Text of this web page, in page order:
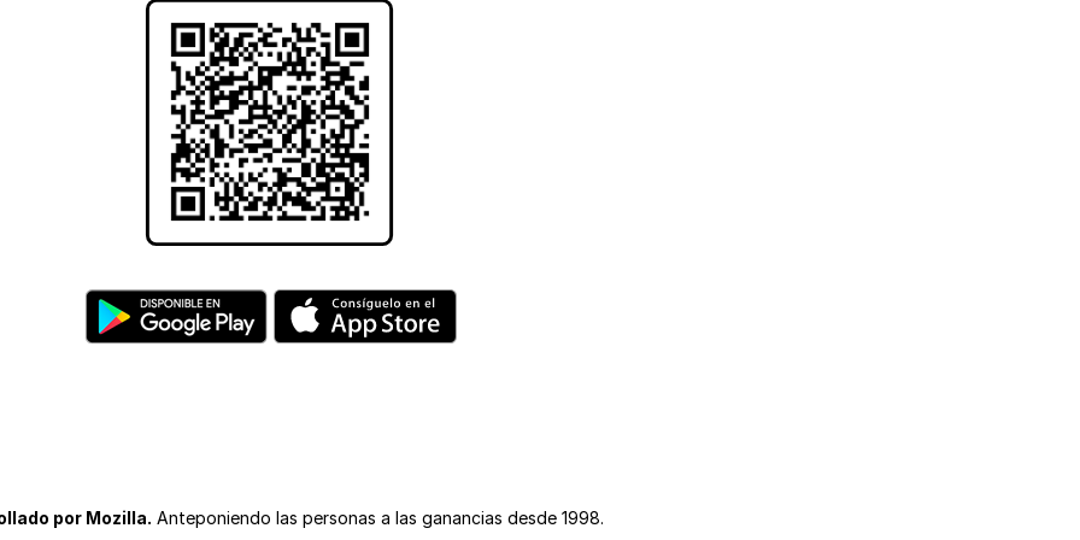
por Mozilla. Anteponiendo las personas a las ganancias desde 1998.